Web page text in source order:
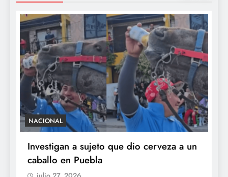
NACIONAL
Investigan a sujeto que dio cerveza a un
caballo en Puebla